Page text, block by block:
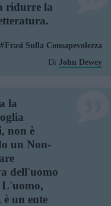
ridurre la
Frasi Sulla Consapevolezza
Di John Dewey
la
non è
un Non-
dell'uomo
L'uomo,
un ente